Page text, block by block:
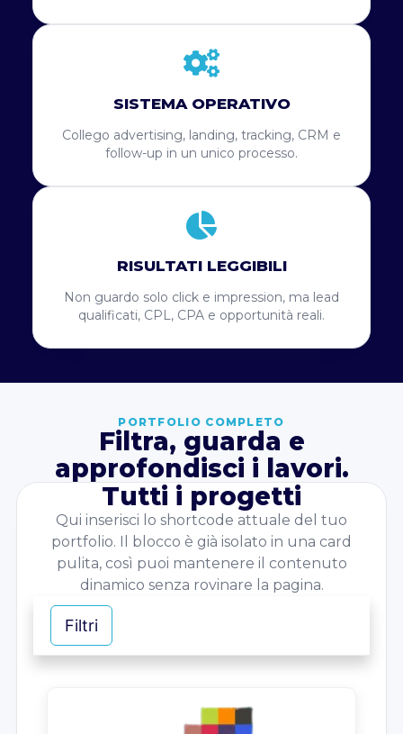
SISTEMA OPERATIVO
Collego advertising, landing, tracking, CRM e
follow-up in un unico processo.
RISULTATI LEGGIBILI
Non guardo solo click e impression, ma lead
qualificati, CPL, CPA e opportunità reali.
PORTFOLIO COMPLETO
Filtra, guarda e
approfondisci i lavori.
Tutti i progetti
Qui inserisci lo shortcode attuale del tuo
portfolio. Il blocco è già isolato in una card
pulita, così puoi mantenere il contenuto
dinamico senza rovinare la pagina.
Filtri